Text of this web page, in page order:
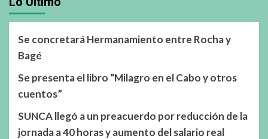
Se concretará Hermanamiento entre Rocha y
Bagé
Se presenta el libro “Milagro en el Cabo y otros
cuentos”
SUNCA llegó a un preacuerdo por reducción de la
jornada a 40 horas y aumento del salario real